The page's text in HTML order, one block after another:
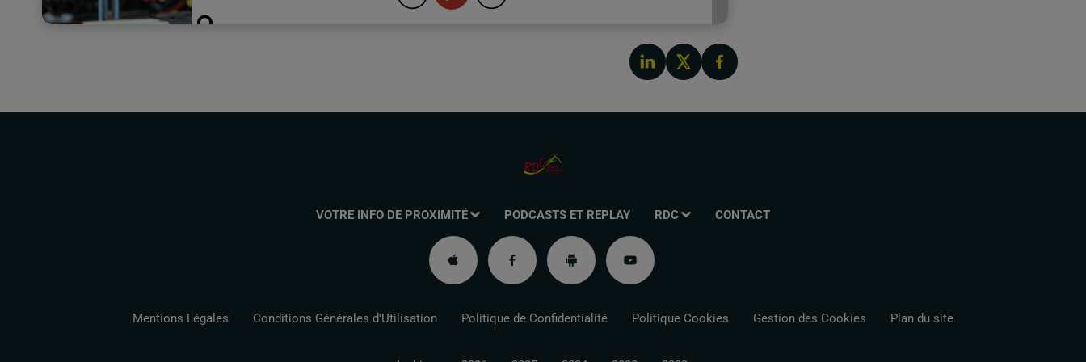
VOTRE INFO DE PROXIMITÉ PODCASTS ET REPLAY RDC CONTACT
Mentions Légales Conditions Générales d'Utilisation Politique de Confidentialité Politique Cookies Gestion des Cookies Plan du site